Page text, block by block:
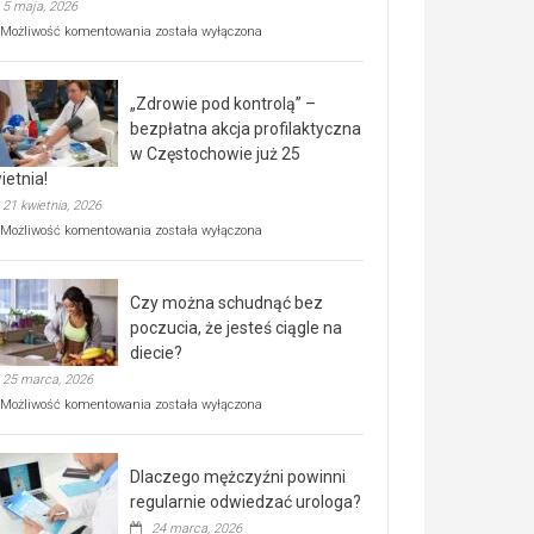
5 maja, 2026
Możliwość komentowania Rusza
rehabilitacji
dla
seniorów!
została wyłączona
„Zdrowie pod kontrolą” –
bezpłatna akcja profilaktyczna
w Częstochowie już 25
21 kwietnia, 2026
Możliwość komentowania „Zdrowie
bezpłatna
akcja
profilaktyczna
w
już
kwietnia!
została wyłączona
Czy można schudnąć bez
poczucia, że jesteś ciągle na
diecie?
25 marca, 2026
Możliwość komentowania Czy
poczucia,
że
została wyłączona
Dlaczego mężczyźni powinni
regularnie odwiedzać urologa?
24 marca, 2026